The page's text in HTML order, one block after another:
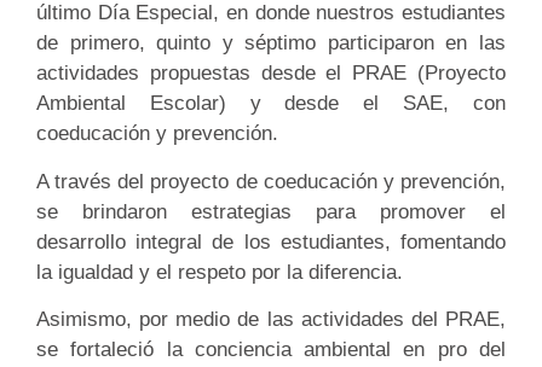
último Día Especial, en donde nuestros estudiantes
de primero, quinto y séptimo participaron en las
actividades propuestas desde el PRAE (Proyecto
Ambiental Escolar) y desde el SAE, con
coeducación y prevención.
A través del proyecto de coeducación y prevención,
se brindaron estrategias para promover el
desarrollo integral de los estudiantes, fomentando
la igualdad y el respeto por la diferencia.
Asimismo, por medio de las actividades del PRAE,
se fortaleció la conciencia ambiental en pro del